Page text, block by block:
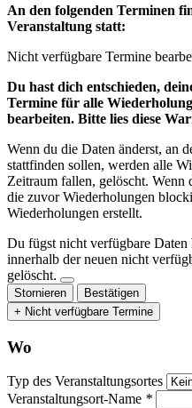
An den folgenden Terminen
Veranstaltung statt:
Nicht verfügbare Termine
Du hast dich entschieden,
Termine für alle
bearbeiten. Bitte lies diese
Wenn du die Daten änderst, an
stattfinden sollen, werden alle
Zeitraum fallen, gelöscht. Wenn
die zuvor Wiederholungen
Wiederholungen erstellt.
Du fügst nicht verfügbare Daten
innerhalb der neuen nicht
gelöscht.
Stornieren
Bestätigen
+ Nicht verfügbare Termine
Wo
Typ des Veranstaltungsortes
Veranstaltungsort-Name *